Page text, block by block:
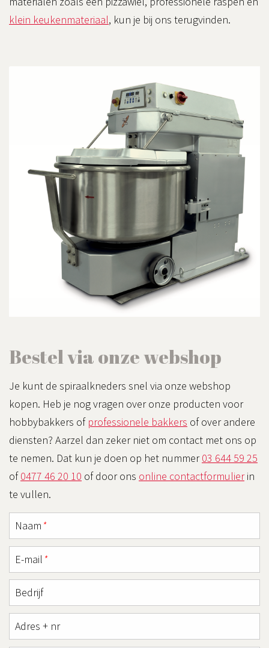
klein keukenmateriaal, kun je bij ons terugvinden.
Bestel via onze webshop
Je kunt de spiraalkneders snel via onze webshop
kopen. Heb je nog vragen over onze producten voor
hobbybakkers of professionele bakkers of over andere
diensten? Aarzel dan zeker niet om contact met ons op
te nemen. Dat kun je doen op het nummer03 644 59 25
of0477 46 20 10 of door ons online contactformulierin
te vullen.
Naam *
E-mail *
Bedrijf
Adres + nr